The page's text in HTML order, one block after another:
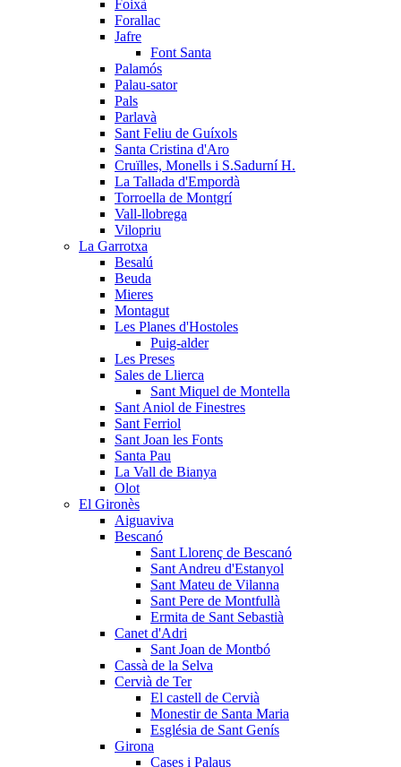
Foixà
Forallac
Jafre
Font Santa
Palamós
Palau-sator
Pals
Parlavà
Sant Feliu de Guíxols
Santa Cristina d'Aro
Cruïlles, Monells i S.Sadurní H.
La Tallada d'Empordà
Torroella de Montgrí
Vall-llobrega
Vilopriu
La Garrotxa
Besalú
Beuda
Mieres
Montagut
Les Planes d'Hostoles
Puig-alder
Les Preses
Sales de Llierca
Sant Miquel de Montella
Sant Aniol de Finestres
Sant Ferriol
Sant Joan les Fonts
Santa Pau
La Vall de Bianya
Olot
El Gironès
Aiguaviva
Bescanó
Sant Llorenç de Bescanó
Sant Andreu d'Estanyol
Sant Mateu de Vilanna
Sant Pere de Montfullà
Ermita de Sant Sebastià
Canet d'Adri
Sant Joan de Montbó
Cassà de la Selva
Cervià de Ter
El castell de Cervià
Monestir de Santa Maria
Església de Sant Genís
Girona
Cases i Palaus